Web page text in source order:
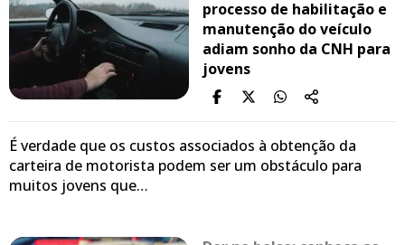
processo de habilitação e
manutenção do veículo
adiam sonho da CNH para
jovens
É verdade que os custos associados à obtenção da
carteira de motorista podem ser um obstáculo para
muitos jovens que…